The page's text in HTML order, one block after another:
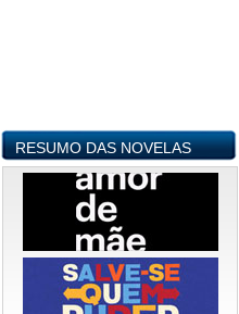
RESUMO DAS NOVELAS